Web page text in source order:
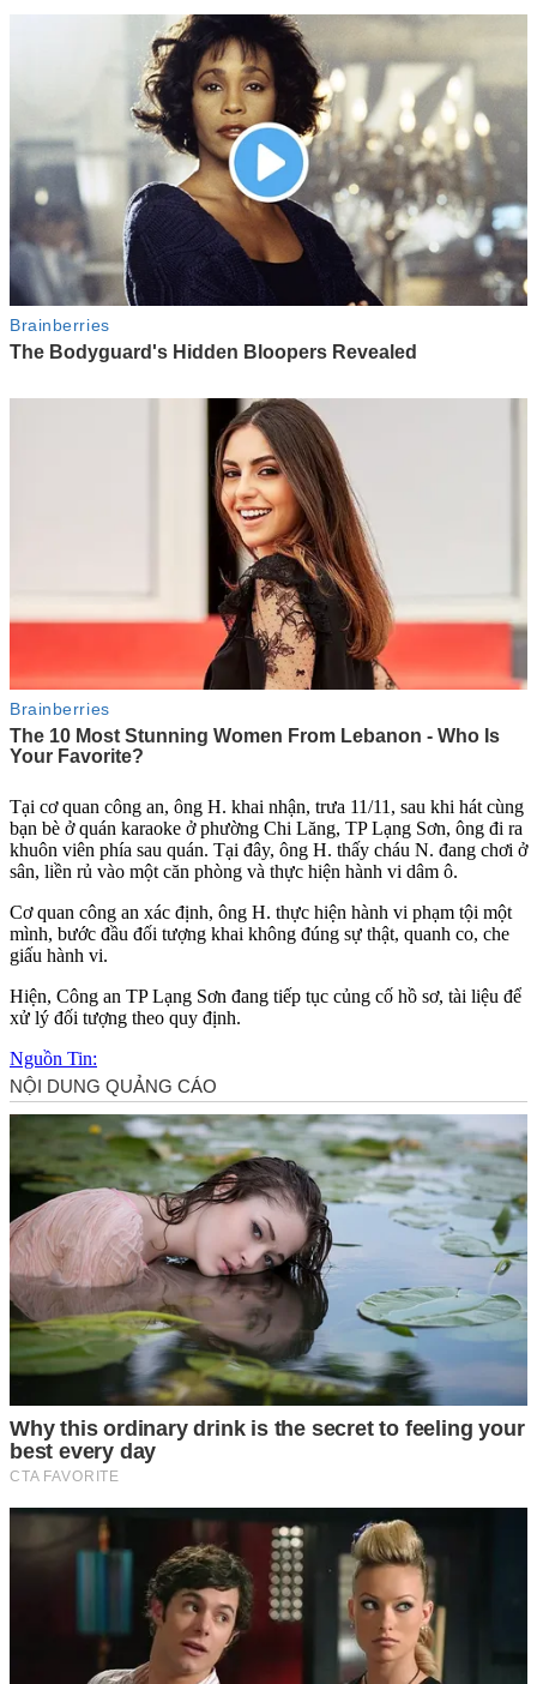
Tại cơ quan công an, ông H. khai nhận, trưa 11/11, sau khi hát cùng
bạn bè ở quán karaoke ở phường Chi Lăng, TP Lạng Sơn, ông đi ra
khuôn viên phía sau quán. Tại đây, ông H. thấy cháu N. đang chơi ở
sân, liền rủ vào một căn phòng và thực hiện hành vi dâ‌m ô.
Cơ quan công an xác định, ông H. thực hiện hành vi phạm tội một
mình, bước đầu đối tượng khai không đúng sự thật, quanh co, che
giấu hành vi.
Hiện, Công an TP Lạng Sơn đang tiếp tục củng cố hồ sơ, tài liệu để
xử lý đối tượng theo quy định.
Nguồn Tin: